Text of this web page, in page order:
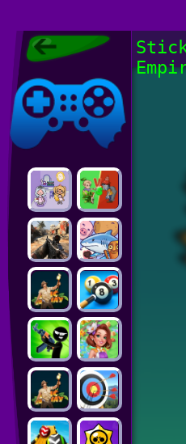
Juegos Friv
2022, Juegos
2022
Juegos Friv